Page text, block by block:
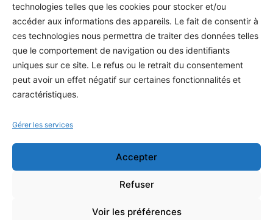
technologies telles que les cookies pour stocker et/ou
accéder aux informations des appareils. Le fait de consentir à
ces technologies nous permettra de traiter des données telles
que le comportement de navigation ou des identifiants
uniques sur ce site. Le refus ou le retrait du consentement
peut avoir un effet négatif sur certaines fonctionnalités et
caractéristiques.
Gérer les services
Accepter
Refuser
Voir les préférences
À propos
Contact / Support
Mes publications
INFORMATIONS LÉGALES
Conditions générales de vente